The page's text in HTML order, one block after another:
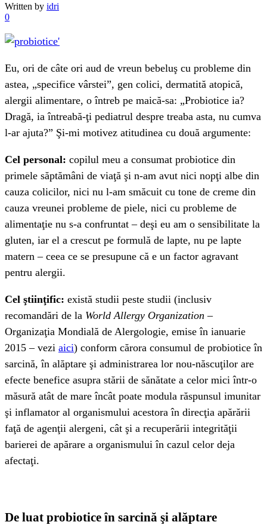
Written by idri
0
Eu, ori de câte ori aud de vreun bebeluş cu probleme din
astea, „specifice vârstei”, gen colici, dermatită atopică,
alergii alimentare, o întreb pe maică-sa: „Probiotice ia?
Dragă, ia întreabă-ţi pediatrul despre treaba asta, nu cumva
l-ar ajuta?” Şi-mi motivez atitudinea cu două argumente:
Cel personal: copilul meu a consumat probiotice din
primele săptămâni de viaţă şi n-am avut nici nopţi albe din
cauza colicilor, nici nu l-am smăcuit cu tone de creme din
cauza vreunei probleme de piele, nici cu probleme de
alimentaţie nu s-a confruntat – deşi eu am o sensibilitate la
gluten, iar el a crescut pe formulă de lapte, nu pe lapte
matern – ceea ce se presupune că e un factor agravant
pentru alergii.
Cel ştiinţific: există studii peste studii (inclusiv
recomandări de la World Allergy Organization –
Organizaţia Mondială de Alergologie, emise în ianuarie
2015 – vezi aici) conform cărora consumul de probiotice în
sarcină, în alăptare şi administrarea lor nou-născuţilor are
efecte benefice asupra stării de sănătate a celor mici într-o
măsură atât de mare încât poate modula răspunsul imunitar
şi inflamator al organismului acestora în direcţia apărării
faţă de agenţii alergeni, cât şi a recuperării integrităţii
barierei de apărare a organismului în cazul celor deja
afectaţi.
De luat probiotice în sarcină şi alăptare